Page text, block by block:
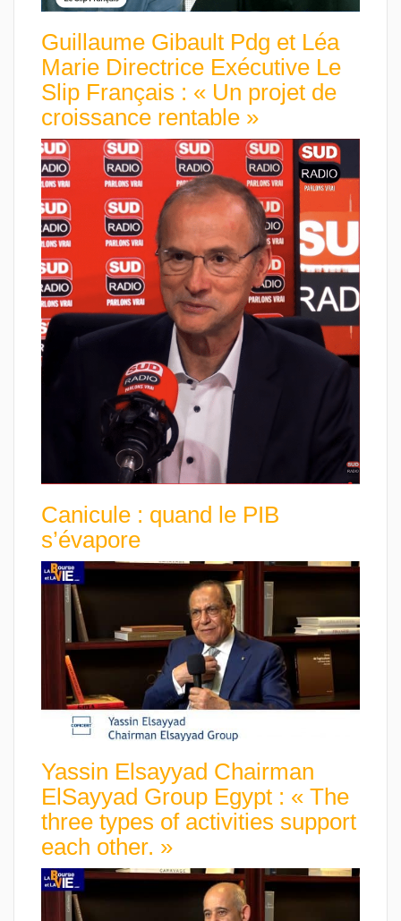
Guillaume Gibault Pdg et Léa
Marie Directrice Exécutive Le
Slip Français : « Un projet de
croissance rentable »
Canicule : quand le PIB
s’évapore
Yassin Elsayyad Chairman
ElSayyad Group Egypt : « The
three types of activities support
each other. »